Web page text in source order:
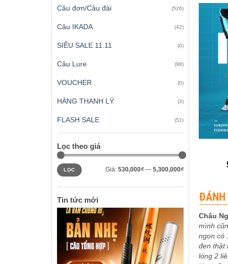
Câu đơn/Câu đài (526)
Câu IKADA (42)
SIÊU SALE 11.11 (0)
Câu Lure (98)
VOUCHER (0)
HÀNG THANH LÝ (3)
FLASH SALE (51)
Lọc theo giá
Giá
tối
thiểu
Giá
tối
đa
LỌC Giá: 530,000₫— 5,300,000₫
Tin tức mới ĐÁNH
Châu
mình
ngọn có
đen thật
lóng 2
Được xếp
hạng55
sao
Sơn Ca-
30/11/2023
5m4 tuyệt vời
Đọc thêm